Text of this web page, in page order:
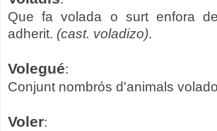
Que fa volada o surt enfora
adherit. (cast. voladizo).
Volegué:
Conjunt nombrós d'animals
Voler: